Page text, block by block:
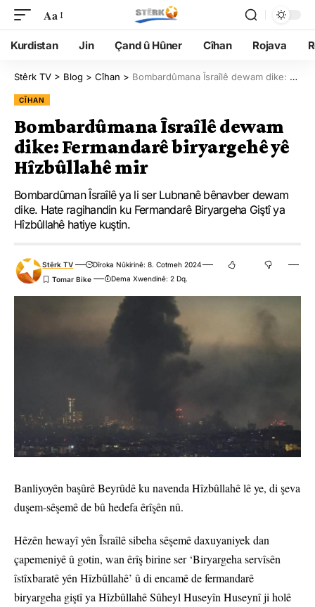
Aa
Kurdistan Jin Çand û Hûner Cîhan Rojava
Stêrk TV > Blog > Cîhan > Bombardûmana Îsraîlê dewam dike: Fermandarê biryargehê yê Hîzbûllahê mir
CÎHAN
Bombardûmana Îsraîlê dewam
dike: Fermandarê biryargehê yê
Hîzbûllahê mir
Bombardûman Îsraîlê ya li ser Lubnanê bênavber dewam
dike. Hate ragihandin ku Fermandarê Biryargeha Giştî ya
Hîzbûllahê hatiye kuştin.
Stêrk TV
Dîroka Nûkirinê: 8. Cotmeh 2024
Dema Xwendinê: 2 Dq.
Banliyoyên başûrê Beyrûdê ku navenda Hîzbûllahê lê ye, di şeva
duşem-sêşemê de bû hedefa êrîşên nû.
Hêzên hewayî yên Îsraîlê sibeha sêşemê daxuyaniyek dan
çapemeniyê û gotin, wan êrîş birine ser ‘Biryargeha servîsên
îstîxbaratê yên Hîzbûllahê’ û di encamê de fermandarê
biryargeha giştî ya Hîzbûllahê Sûheyl Huseyîn Huseynî ji holê